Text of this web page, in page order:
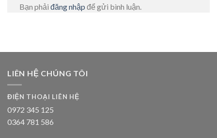
Bạn phải đăng nhập để gửi bình luận.
LIÊN HỆ CHÚNG TÔI
ĐIỆN THOẠI LIÊN HỆ
0972 345 125
0364 781 586